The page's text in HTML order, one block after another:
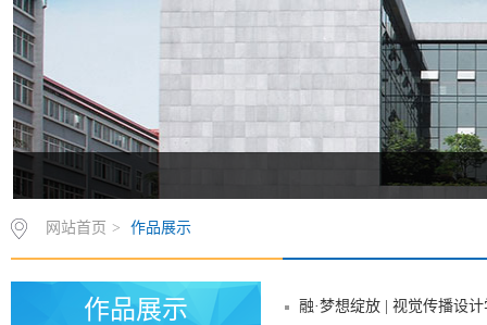
网站首页 > 作品展示
作品展示 融·梦想绽放 | 视觉传播设